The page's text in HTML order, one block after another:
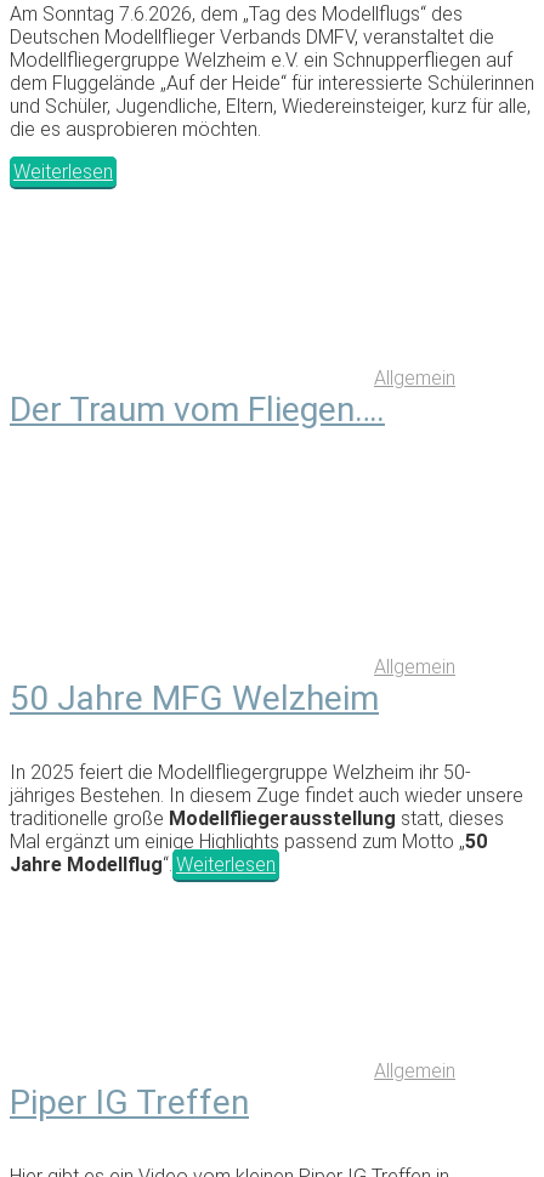
Am Sonntag 7.6.2026, dem „Tag des Modellflugs“ des
Deutschen Modellflieger Verbands DMFV, veranstaltet die
Modellfliegergruppe Welzheim e.V. ein Schnupperfliegen auf
dem Fluggelände „Auf der Heide“ für interessierte Schülerinnen
und Schüler, Jugendliche, Eltern, Wiedereinsteiger, kurz für alle,
die es ausprobieren möchten.
Weiterlesen
Allgemein
Der Traum vom Fliegen….
Allgemein
50 Jahre MFG Welzheim
In 2025 feiert die Modellfliegergruppe Welzheim ihr 50-
jähriges Bestehen. In diesem Zuge findet auch wieder unsere
traditionelle große Modellfliegerausstellung statt, dieses
Mal ergänzt um einige Highlights passend zum Motto „50
Jahre Modellflug“. Weiterlesen
Allgemein
Piper IG Treffen